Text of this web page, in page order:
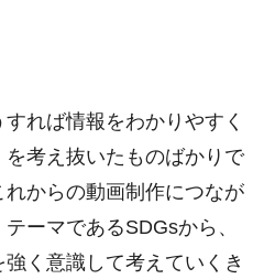
れば情報をわかりやすく
考え抜いたものばかりで
れからの動画制作につなが
ーマであるSDGsから、
く意識して考えていくき